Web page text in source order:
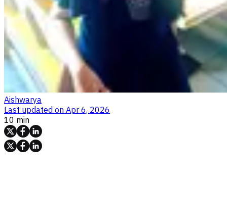
Aishwarya
Last updated on Apr 6, 2026
10 min